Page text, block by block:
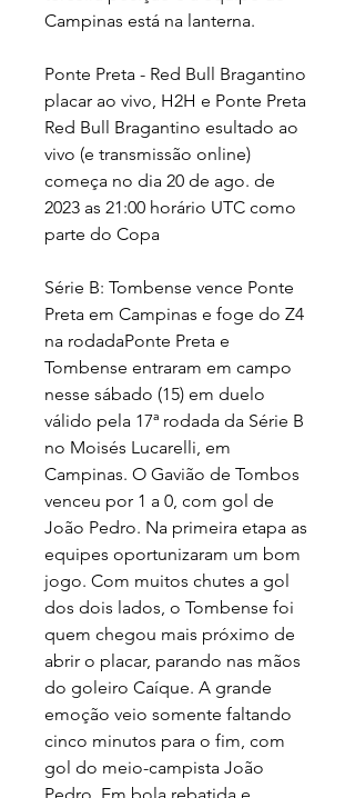
Campinas está na lanterna.
Ponte Preta - Red Bull Bragantino
placar ao vivo, H2H e Ponte Preta
Red Bull Bragantino esultado ao
vivo (e transmissão online)
começa no dia 20 de ago. de
2023 as 21:00 horário UTC como
parte do Copa
Série B: Tombense vence Ponte
Preta em Campinas e foge do Z4
na rodadaPonte Preta e
Tombense entraram em campo
nesse sábado (15) em duelo
válido pela 17ª rodada da Série B
no Moisés Lucarelli, em
Campinas. O Gavião de Tombos
venceu por 1 a 0, com gol de
João Pedro. Na primeira etapa as
equipes oportunizaram um bom
jogo. Com muitos chutes a gol
dos dois lados, o Tombense foi
quem chegou mais próximo de
abrir o placar, parando nas mãos
do goleiro Caíque. A grande
emoção veio somente faltando
cinco minutos para o fim, com
gol do meio-campista João